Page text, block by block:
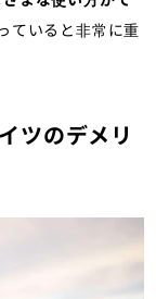
ていると非常に重
ツのデメリ